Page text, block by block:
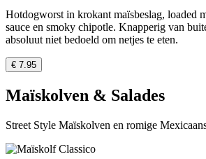
Hotdogworst in krokant maïsbeslag, loaded
sauce en smoky chipotle. Knapperig van
absoluut niet bedoeld om netjes te eten.
€ 7.95
Maïskolven & Salades
Street Style Maïskolven en romige